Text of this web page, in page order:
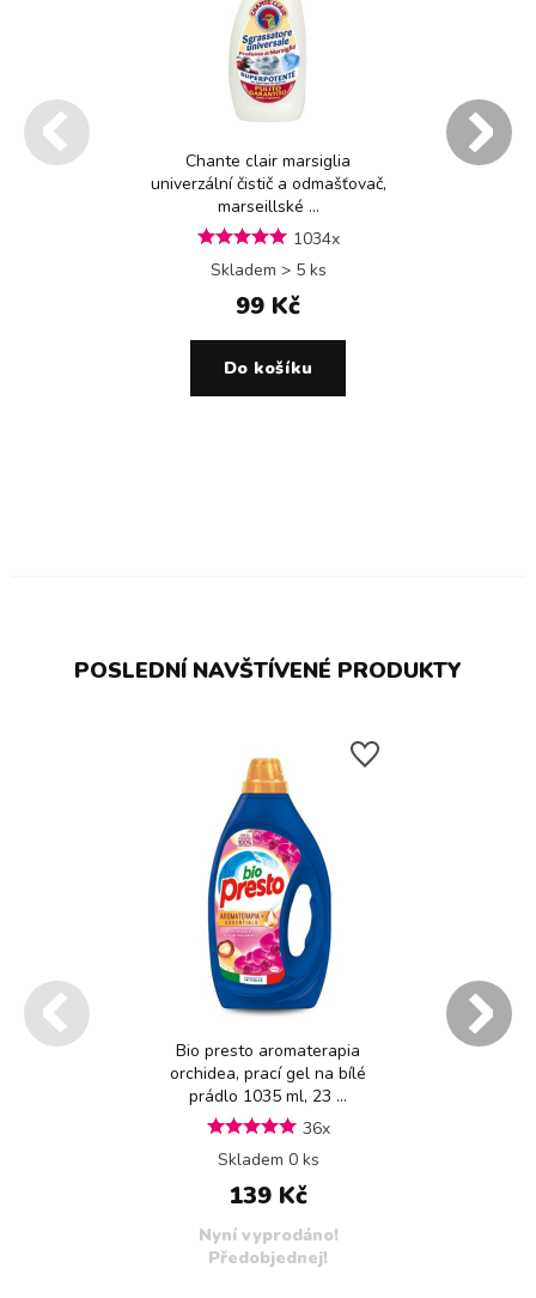
Chante clair marsiglia
univerzální čistič a odmašťovač,
marseillské ...
1034x
Skladem > 5 ks
99 Kč
Do košíku
POSLEDNÍ NAVŠTÍVENÉ PRODUKTY
Bio presto aromaterapia
orchidea, prací gel na bílé
prádlo 1035 ml, 23 ...
36x
Skladem 0 ks
139 Kč
Nyní vyprodáno!
Předobjednej!